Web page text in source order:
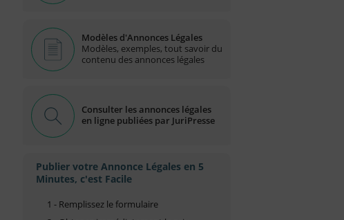
Modèles d'Annonces Légales
Modèles, exemples, tout savoir du
contenu des annonces légales
Consulter les annonces légales
en ligne publiées par JuriPresse
Publier votre Annonce Légales en 5
Minutes, c'est Facile
1 - Remplissez le formulaire